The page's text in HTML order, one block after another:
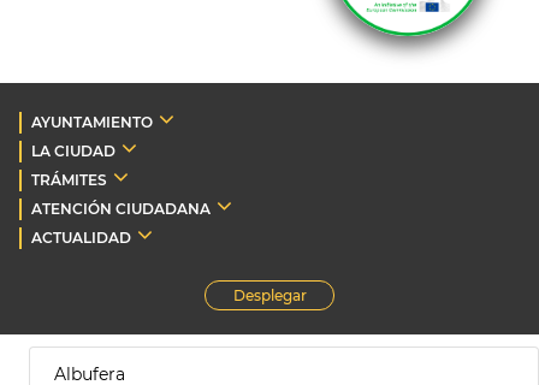
AYUNTAMIENTO
LA CIUDAD
TRÁMITES
ATENCIÓN CIUDADANA
ACTUALIDAD
Desplegar
Albufera